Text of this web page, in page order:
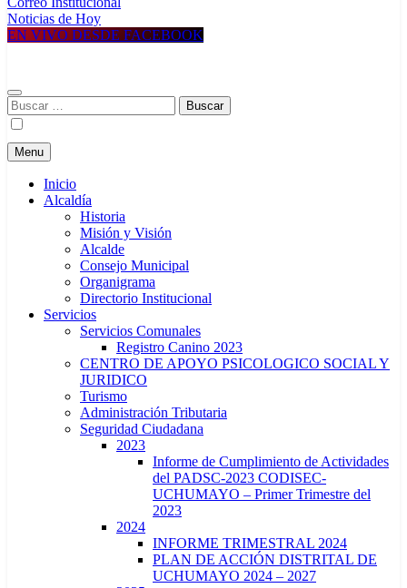
MUNICIPALIDAD DISTRITAL DE UCHUMAYO
Construyendo una nueva Historia
Noticias de Hoy
EN VIVO DESDE FACEBOOK
Buscar:
Menu
Inicio
Alcaldía
Historia
Misión y Visión
Alcalde
Consejo Municipal
Organigrama
Directorio Institucional
Servicios
Servicios Comunales
Registro Canino 2023
CENTRO DE APOYO PSICOLOGICO SOCIAL Y
JURIDICO
Turismo
Administración Tributaria
Seguridad Ciudadana
2023
Informe de Cumplimiento de Actividades
del PADSC-2023 CODISEC-
UCHUMAYO – Primer Trimestre del
2023
2024
INFORME TRIMESTRAL 2024
PLAN DE ACCIÓN DISTRITAL DE
UCHUMAYO 2024 – 2027